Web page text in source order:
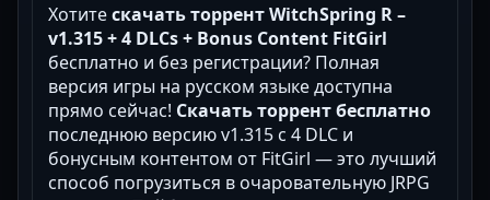
Хотитескачать торрент WitchSpring R –
v1.315 + 4 DLCs + Bonus Content FitGirl
бесплатно и без регистрации? Полная
версия игры на русском языке доступна
прямо сейчас! Скачать торрент бесплатно
последнюю версию v1.315 с 4 DLC и
бонусным контентом от FitGirl — это лучший
способ погрузиться в очаровательную JRPG